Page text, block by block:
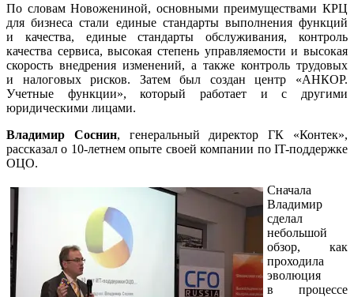
По словам Новожениной, основными преимуществами КРЦ
для бизнеса стали единые стандарты выполнения функций
и качества, единые стандарты обслуживания, контроль
качества сервиса, высокая степень управляемости и высокая
скорость внедрения изменений, а также контроль трудовых
и налоговых рисков. Затем был создан центр «АНКОР.
Учетные функции», который работает и с другими
юридическими лицами.
Владимир Соснин, генеральный директор ГК «Контек»,
рассказал о 10-летнемопыте своей компании поIT-поддержке
ОЦО.
Сначала
Владимир
сделал
небольшой
обзор, как
проходила
эволюция
в процессе